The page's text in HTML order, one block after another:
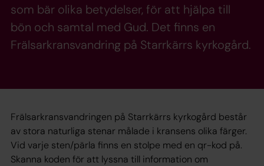
som bär olika betydelser, för att hjälpa till
bön och samtal med Gud. Det finns en
Frälsarkransvandring på Starrkärrs kyrkogård.
Frälsarkransvandringen på Starrkärrs kyrkogård består
av stora naturliga stenar målade i kransens olika färger.
Vid varje sten/pärla finns en stolpe med en qr-kod på.
Skanna koden för att lyssna till information om